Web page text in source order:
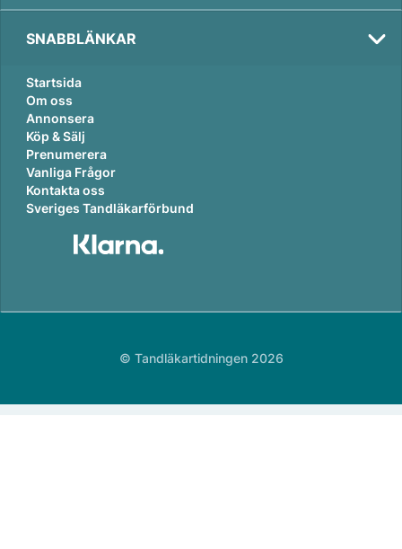
SNABBLÄNKAR
Startsida
Om oss
Annonsera
Köp & Sälj
Prenumerera
Vanliga Frågor
Kontakta oss
Sveriges Tandläkarförbund
© Tandläkartidningen 2026